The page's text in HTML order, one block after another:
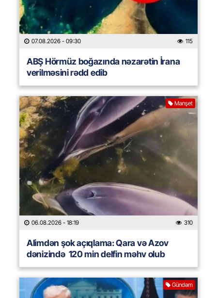
07.08.2026 - 09:30 115
ABŞ Hörmüz boğazında nəzarətin İrana
verilməsini rədd edib
Manşet
06.08.2026 - 18:19 310
Alimdən şok açıqlama: Qara və Azov
dənizində 120 min delfin məhv olub
Gündəm